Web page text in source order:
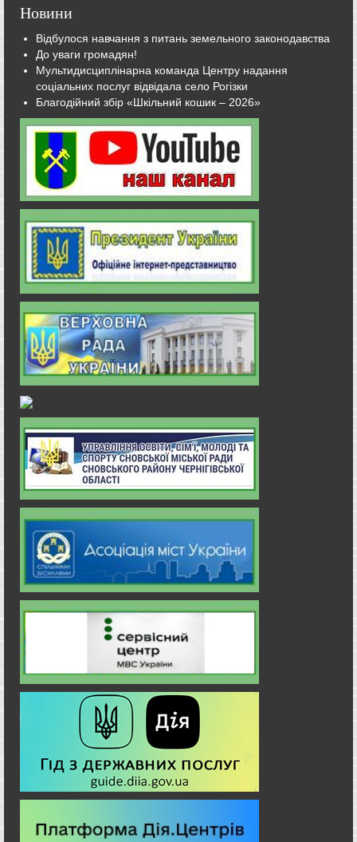
Новини
Відбулося навчання з питань земельного законодавства
До уваги громадян!
Мультидисциплінарна команда Центру надання
соціальних послуг відвідала село Рогізки
Благодійний збір «Шкільний кошик – 2026»